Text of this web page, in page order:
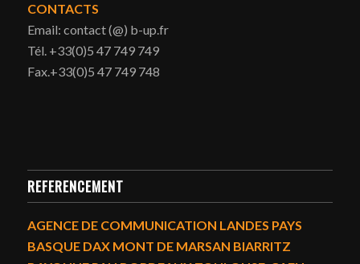
CONTACTS
Email: contact (@) b-up.fr
Tél. +33(0)5 47 749 749
Fax.+33(0)5 47 749 748
REFERENCEMENT
AGENCE DE COMMUNICATION LANDES PAYS
BASQUE DAX MONT DE MARSAN BIARRITZ